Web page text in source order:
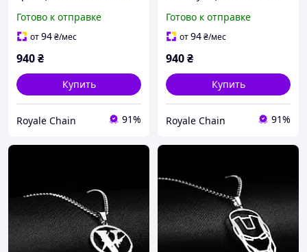
производителя из
нержавеющей стали на
Готово к отправке
от94₴/мес
940₴
Купить
Royale Chain 91%
производителя из
нержавеющей стали на
Готово к отправке
от94₴/мес
940₴
Купить
Royale Chain 91%